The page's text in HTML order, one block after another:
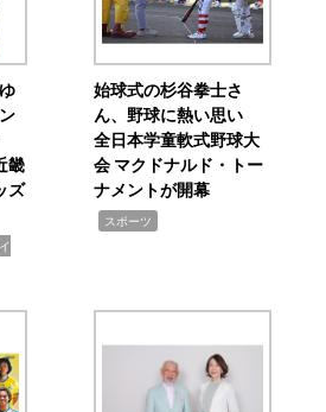
畿
ズ
始球式の杉谷拳士さ
ん、野球に熱い思い
全日本学童軟式野球大
会 マクドナルド・トー
ナメントが開幕
スポーツ